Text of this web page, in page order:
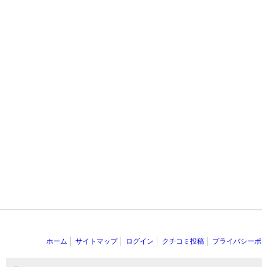
ホーム サイトマップ ログイン クチコミ投稿 プライバシー